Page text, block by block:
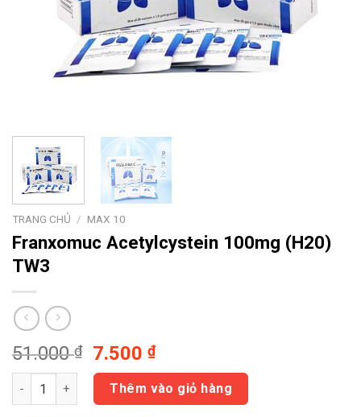
TRANG CHỦ / MAX 10
Franxomuc Acetylcystein 100mg (H20)
TW3
51.000₫
Giá
gốc
là:
51.000 ₫.
7.500₫Giá
hiện
tại
là:
Franxomuc Acetylcystein 100mg (H20) TW3 số lượng
Thêm vào giỏ hàng